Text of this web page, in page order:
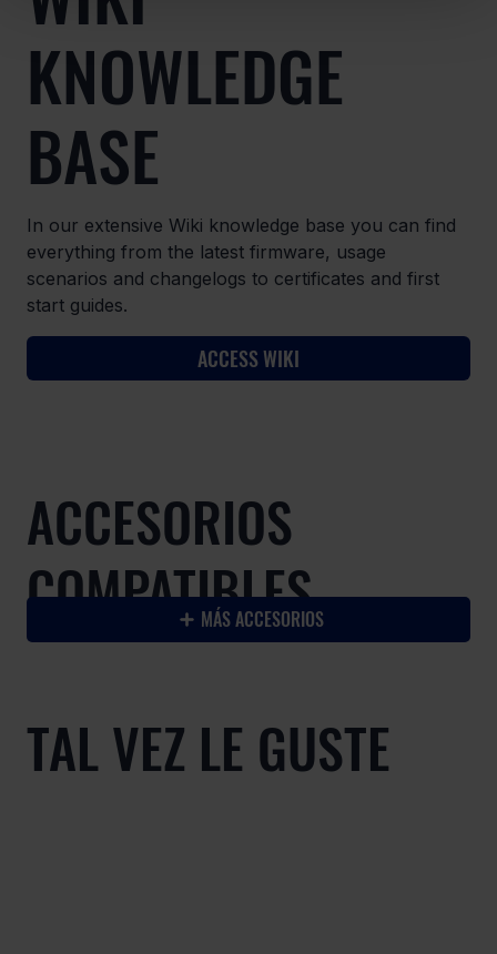
KNOWLEDGE
BASE
In our extensive Wiki knowledge base you can find
everything from the latest firmware, usage
scenarios and changelogs to certificates and first
start guides.
ACCESS WIKI
ACCESORIOS
COMPATIBLES
MÁS ACCESORIOS
TAL VEZ LE GUSTE